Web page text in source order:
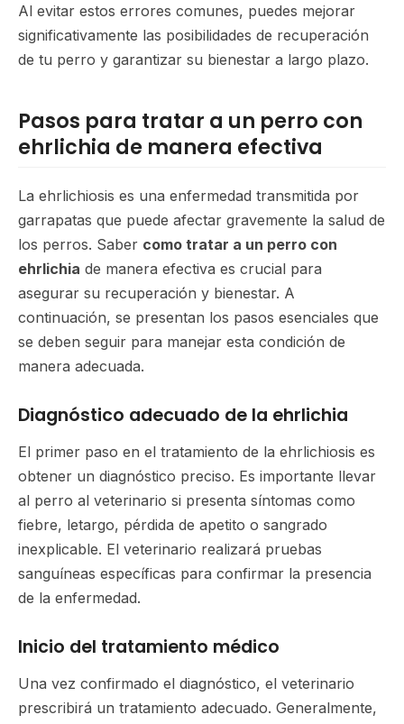
Al evitar estos errores comunes, puedes mejorar
significativamente las posibilidades de recuperación
de tu perro y garantizar su bienestar a largo plazo.
Pasos para tratar a un perro con
ehrlichia de manera efectiva
La ehrlichiosis es una enfermedad transmitida por
garrapatas que puede afectar gravemente la salud de
los perros. Saber como tratar a un perro con
ehrlichia de manera efectiva es crucial para
asegurar su recuperación y bienestar. A
continuación, se presentan los pasos esenciales que
se deben seguir para manejar esta condición de
manera adecuada.
Diagnóstico adecuado de la ehrlichia
El primer paso en el tratamiento de la ehrlichiosis es
obtener un diagnóstico preciso. Es importante llevar
al perro al veterinario si presenta síntomas como
fiebre, letargo, pérdida de apetito o sangrado
inexplicable. El veterinario realizará pruebas
sanguíneas específicas para confirmar la presencia
de la enfermedad.
Inicio del tratamiento médico
Una vez confirmado el diagnóstico, el veterinario
prescribirá un tratamiento adecuado. Generalmente,